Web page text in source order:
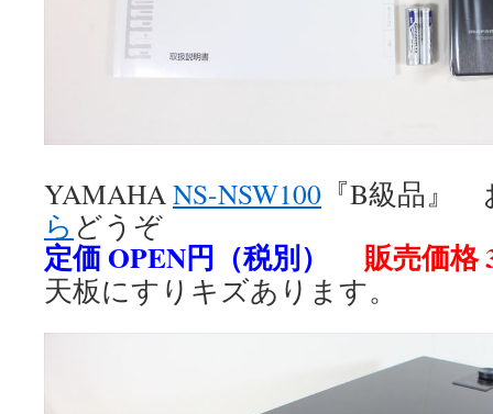
YAMAHANS-NSW100 『B級品』
ら どうぞ
定価 OPEN円（税別） 販売価格
天板にすりキズあります。